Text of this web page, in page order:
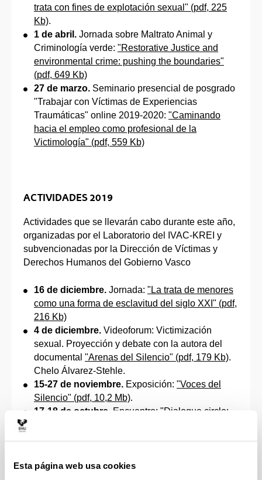
Esta página web usa cookies
trata con fines de explotación sexual" (pdf, 225
Kb).
1 de abril. Jornada sobre Maltrato Animal y
Criminología verde: "Restorative Justice and
environmental crime: pushing the boundaries"
(pdf, 649 Kb)
27 de marzo. Seminario presencial de posgrado
"Trabajar con Víctimas de Experiencias
Traumáticas" online 2019-2020: "Caminando
hacia el empleo como profesional de la
Victimología" (pdf, 559 Kb)
ACTIVIDADES 2019
Actividades que se llevarán cabo durante este año,
organizadas por el Laboratorio del IVAC-KREI y
subvencionadas por la Dirección de Víctimas y
Derechos Humanos del Gobierno Vasco
16 de diciembre. Jornada: "La trata de menores
como una forma de esclavitud del siglo XXI" (pdf,
216 Kb)
4 de diciembre. Videoforum: Victimización
sexual. Proyección y debate con la autora del
documental "Arenas del Silencio" (pdf, 179 Kb).
Chelo Álvarez-Stehle.
15-27 de noviembre. Exposición: "Voces del
Silencio" (pdf, 10,2 Mb).
17-18 de octubre. Encuentro: "Dialogue circle:
terrorism and political violence: personal insights
3-4 de mayo.Seminario Taller